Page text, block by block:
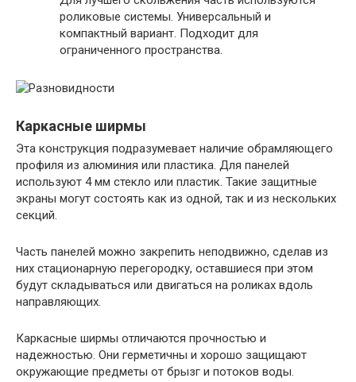
роликовые системы. Универсальный и
компактный вариант. Подходит для
ограниченного пространства.
Каркасные ширмы
Эта конструкция подразумевает наличие обрамляющего
профиля из алюминия или пластика. Для панелей
используют 4 мм стекло или пластик. Такие защитные
экраны могут состоять как из одной, так и из нескольких
секций.
Часть панелей можно закрепить неподвижно, сделав из
них стационарную перегородку, оставшиеся при этом
будут складываться или двигаться на роликах вдоль
направляющих.
Каркасные ширмы отличаются прочностью и
надежностью. Они герметичны и хорошо защищают
окружающие предметы от брызг и потоков воды.